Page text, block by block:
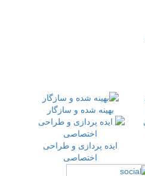
بهینه شده و سازگار
ایده پردازی و طراحی
اختصاصی